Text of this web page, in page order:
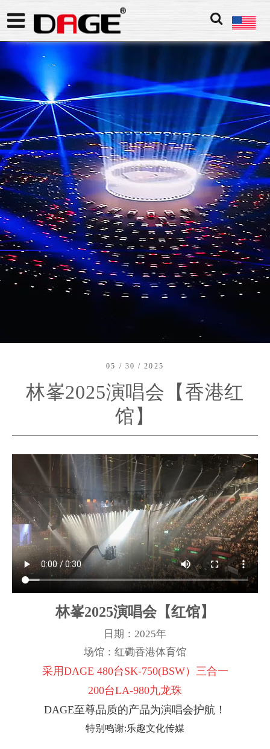
05 / 30 / 2025
林峯2025演唱会【香港红
馆】
林峯2025演唱会【红馆】
日期：2025年
场馆：红磡香港体育馆
采用DAGE 480台SK-750(BSW）三合一
200台LA-980九龙珠
DAGE至尊品质的产品为演唱会护航！
特别鸣谢:乐趣文化传媒